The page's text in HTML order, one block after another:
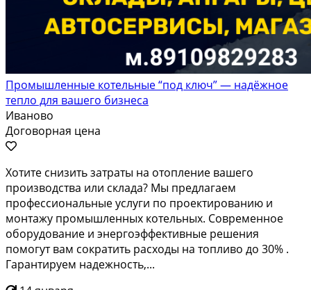
Промышленные котельные “под ключ” — надёжное
тепло для вашего бизнеса
Иваново
Договорная цена
Хотите снизить затраты на отопление вашего
производства или склада? Мы предлагаем
профессиональные услуги по проектированию и
монтажу промышленных котельных. Современное
оборудование и энергоэффективные решения
помогут вам сократить расходы на топливо до 30% .
Гарантируем надежность,...